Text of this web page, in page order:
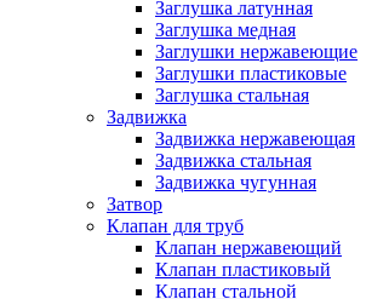
Заглушка латунная
Заглушка медная
Заглушки нержавеющие
Заглушки пластиковые
Заглушка стальная
Задвижка
Задвижка нержавеющая
Задвижка стальная
Задвижка чугунная
Затвор
Клапан для труб
Клапан нержавеющий
Клапан пластиковый
Клапан стальной